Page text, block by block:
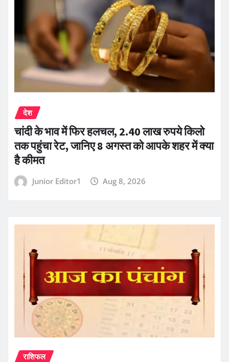
देश
चांदी के भाव में फिर हलचल, 2.40 लाख रुपये किलो
तक पहुंचा रेट, जानिए 8 अगस्त को आपके शहर में क्या
है कीमत
Junior Editor1 Aug 8, 2026
राशिफल